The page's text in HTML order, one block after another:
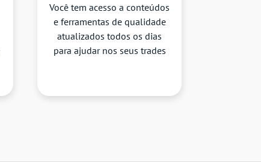
Você tem acesso a conteúdos
e ferramentas de qualidade
atualizados todos os dias
para ajudar nos seus trades